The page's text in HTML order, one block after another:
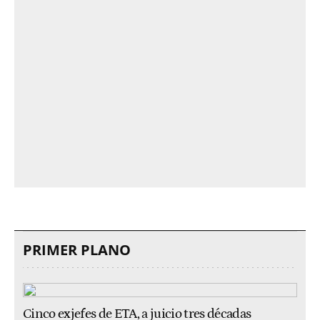
PRIMER PLANO
Cinco exjefes de ETA, a juicio tres décadas